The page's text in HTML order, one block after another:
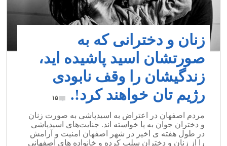
زنان و دخترانی که به
صورتشان اسید پاشیده اید،
زندگیشان را وقف نابودی
رژیم تان خواهند کرد!.
۱۵
مردم اصفهان در اعتراض به اسیدپاشی به صورت زنان
و دختران جوان به پا خواسته اند. جنایت‌های اسیدپاشی
در طول هفته ی اخیر در شهر اصفهان امنیت و آرامش
را از زنان و دختران سلب کرده و خانواده های اصفهانی